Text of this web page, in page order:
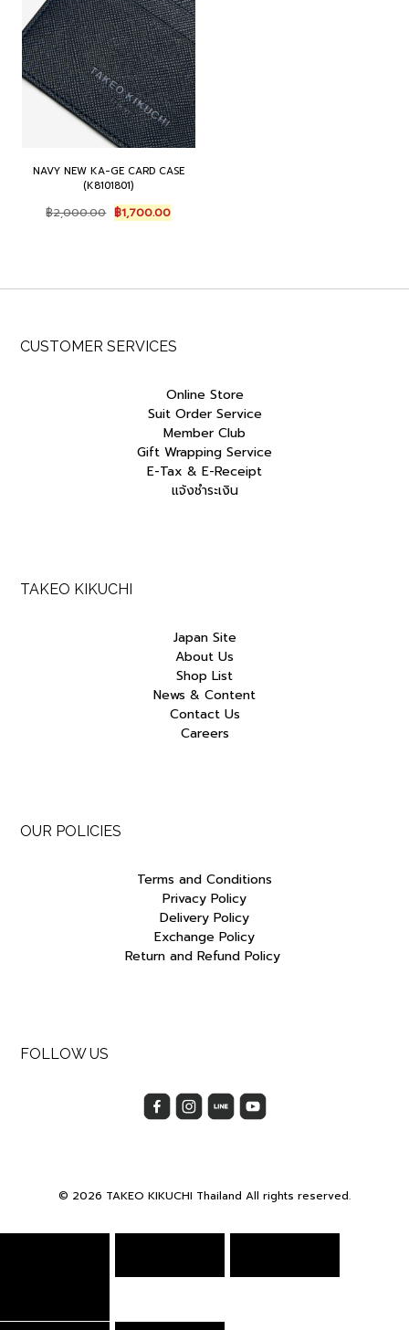
NAVY NEW KA-GE CARD CASE
(K8101801)
฿2,000.00 Original
price
฿1,700.00Current
price
CUSTOMER SERVICES
Online Store
Suit Order Service
Member Club
Gift Wrapping Service
E-Tax & E-Receipt
แจ้งชำระเงิน
TAKEO KIKUCHI
Japan Site
About Us
Shop List
News & Content
Contact Us
Careers
OUR POLICIES
Terms and Conditions
Privacy Policy
Delivery Policy
Exchange Policy
Return and Refund Policy
FOLLOW US
© 2026 TAKEO KIKUCHI Thailand All rights reserved.